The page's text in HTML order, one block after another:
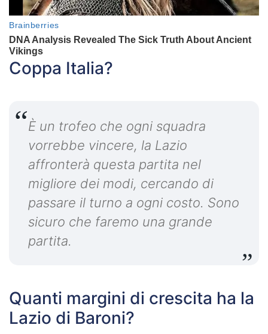
Coppa Italia?
È un trofeo che ogni squadra
vorrebbe vincere, la Lazio
affronterà questa partita nel
migliore dei modi, cercando di
passare il turno a ogni costo. Sono
sicuro che faremo una grande
partita.
Quanti margini di crescita ha la
Lazio di Baroni?